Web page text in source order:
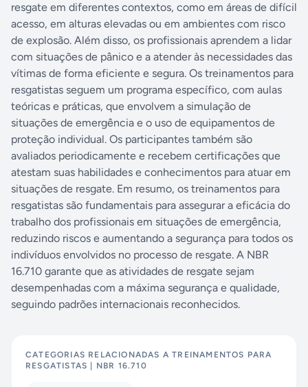
resgate em diferentes contextos, como em áreas de difícil
acesso, em alturas elevadas ou em ambientes com risco
de explosão. Além disso, os profissionais aprendem a lidar
com situações de pânico e a atender às necessidades das
vítimas de forma eficiente e segura. Os treinamentos para
resgatistas seguem um programa específico, com aulas
teóricas e práticas, que envolvem a simulação de
situações de emergência e o uso de equipamentos de
proteção individual. Os participantes também são
avaliados periodicamente e recebem certificações que
atestam suas habilidades e conhecimentos para atuar em
situações de resgate. Em resumo, os treinamentos para
resgatistas são fundamentais para assegurar a eficácia do
trabalho dos profissionais em situações de emergência,
reduzindo riscos e aumentando a segurança para todos os
indivíduos envolvidos no processo de resgate. A NBR
16.710 garante que as atividades de resgate sejam
desempenhadas com a máxima segurança e qualidade,
seguindo padrões internacionais reconhecidos.
CATEGORIAS RELACIONADAS ATREINAMENTOS PARA
RESGATISTAS | NBR 16.710